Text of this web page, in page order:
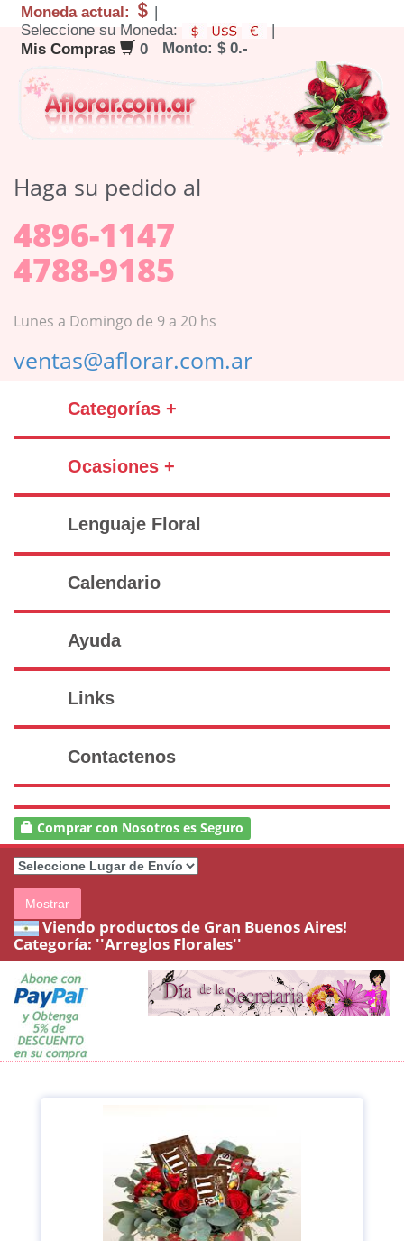
Moneda actual:
|
Seleccione su Moneda:
|
Mis Compras
0 Monto: $ 0.-
Haga su pedido al
4896-1147
4788-9185
Lunes a Domingo de 9 a 20 hs
ventas@aflorar.com.ar
Categorías +
Ocasiones +
Lenguaje Floral
Calendario
Ayuda
Links
Contactenos
Comprar con Nosotros es Seguro
Mostrar
Viendo productos de Gran Buenos Aires!
Categoría: ''Arreglos Florales''